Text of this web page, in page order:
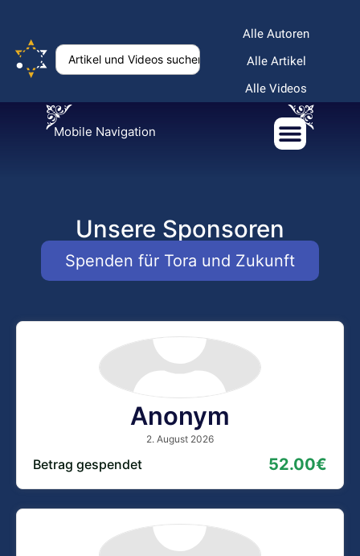
Alle Autoren
Alle Artikel
Alle Videos
Mobile Navigation
Unsere Sponsoren
Spenden für Tora und Zukunft
Anonym
2. August 2026
Betrag gespendet 52.00€